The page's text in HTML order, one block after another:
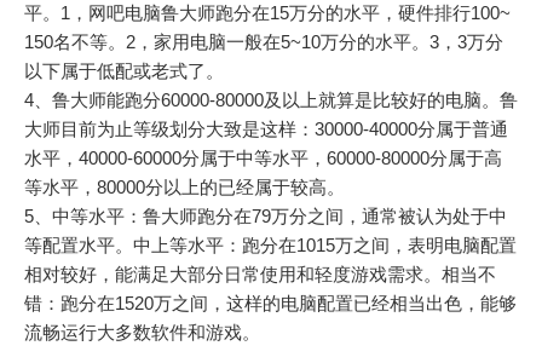
平。1，网吧电脑鲁大师跑分在15万分的水平，硬件排行100~
150名不等。2，家用电脑一般在5~10万分的水平。3，3万分
以下属于低配或老式了。
4、鲁大师能跑分60000-80000及以上就算是比较好的电脑。鲁
大师目前为止等级划分大致是这样：30000-40000分属于普通
水平，40000-60000分属于中等水平，60000-80000分属于高
等水平，80000分以上的已经属于较高。
5、中等水平：鲁大师跑分在79万分之间，通常被认为处于中
等配置水平。中上等水平：跑分在1015万之间，表明电脑配置
相对较好，能满足大部分日常使用和轻度游戏需求。相当不
错：跑分在1520万之间，这样的电脑配置已经相当出色，能够
流畅运行大多数软件和游戏。